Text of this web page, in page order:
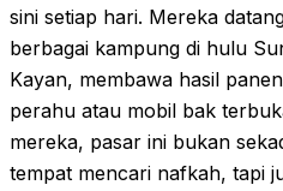
sini setiap hari. Mereka
berbagai kampung di hulu
Kayan, membawa hasil
perahu atau mobil bak
mereka, pasar ini bukan
tempat mencari nafkah, tapi